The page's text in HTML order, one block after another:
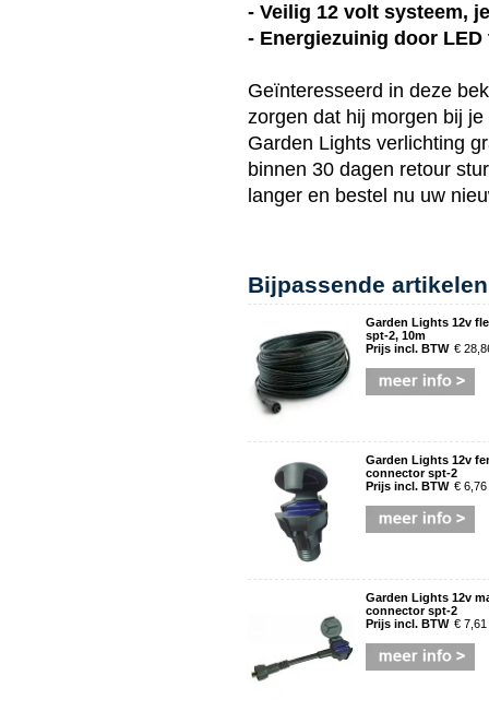
- Veilig 12 volt systeem,
- Energiezuinig door
Geïnteresseerd in deze
zorgen dat hij morgen bij
Garden Lights verlichting
binnen 30 dagen retour
langer en bestel nu uw
Bijpassende artikelen
Garden Lights 12v
spt-2, 10m
Prijs incl. BTW €
Garden Lights 12v
connector spt-2
Prijs incl. BTW € 6,76
Garden Lights 12v
connector spt-2
Prijs incl. BTW € 7,61